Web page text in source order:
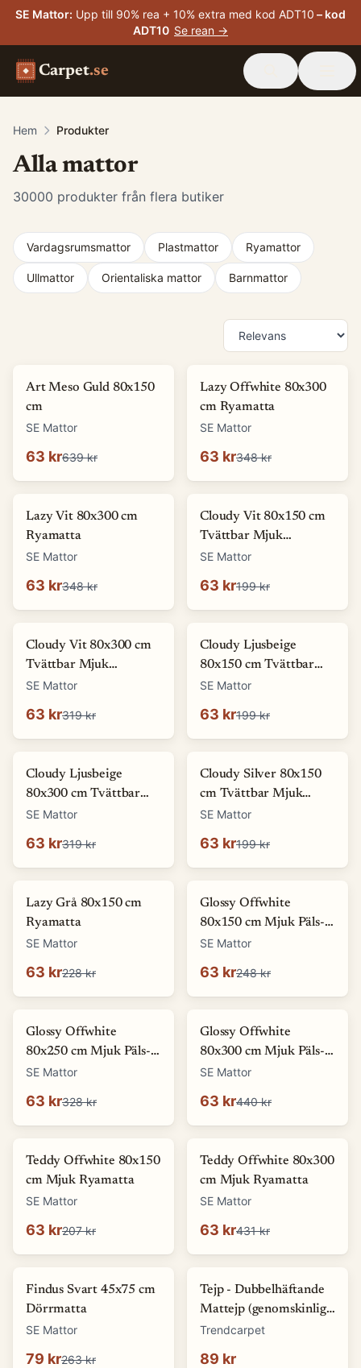
SE Mattor: Upp till 90% rea + 10% extra med kod ADT10 – kod
ADT10 Se rean →
Carpet.se
Hem Produkter
Alla mattor
30000 produkter från flera butiker
Vardagsrumsmattor Plastmattor Ryamattor
Ullmattor Orientaliska mattor Barnmattor
-90 %
Art Meso Guld 80x150
cm
SE Mattor
63 kr639 kr
-
Lazy Offwhite 80x300
cm Ryamatta
SE Mattor
63 kr348 kr
-
Lazy Vit 80x300 cm
Ryamatta
SE Mattor
63 kr348 kr
-68
Cloudy Vit 80x150 cm
Tvättbar Mjuk
Ryamatta
SE Mattor
63 kr199 kr
-80
Cloudy Vit 80x300 cm
Tvättbar Mjuk
Ryamatta
SE Mattor
63 kr319 kr
-68
Cloudy Ljusbeige
80x150 cm Tvättbar
Mjuk Ryamatta
SE Mattor
63 kr199 kr
-80
Cloudy Ljusbeige
80x300 cm Tvättbar
Mjuk Ryamatta
SE Mattor
63 kr319 kr
-68
Cloudy Silver 80x150
cm Tvättbar Mjuk
Ryamatta
SE Mattor
63 kr199 kr
-
Lazy Grå 80x150 cm
Ryamatta
SE Mattor
63 kr228 kr
-75
Glossy Offwhite
80x150 cm Mjuk Päls-
look Matta
SE Mattor
63 kr248 kr
-81
Glossy Offwhite
80x250 cm Mjuk Päls-
look Matta
SE Mattor
63 kr328 kr
-86
Glossy Offwhite
80x300 cm Mjuk Päls-
look Matta
SE Mattor
63 kr440 kr
-69 %
Teddy Offwhite 80x150
cm Mjuk Ryamatta
SE Mattor
63 kr207 kr
-85 %
Teddy Offwhite 80x300
cm Mjuk Ryamatta
SE Mattor
63 kr431 kr
-70 %
Findus Svart 45x75 cm
Dörrmatta
SE Mattor
79 kr263 kr
Tejp - Dubbelhäftande
Mattejp (genomskinlig)
(Storlek: 5 x 1500 cm)
Trendcarpet
89 kr